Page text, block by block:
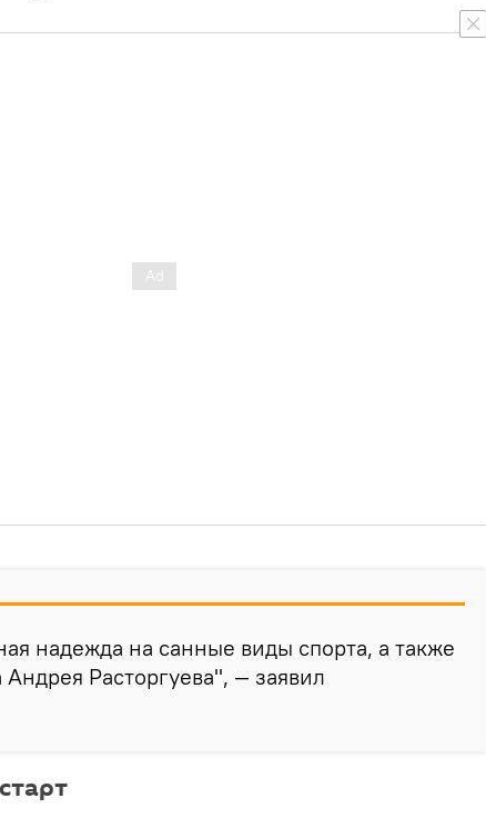
надежда на санные виды спорта, а также
Андрея Расторгуева", — заявил